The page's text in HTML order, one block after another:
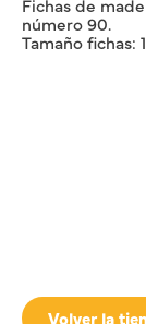
Volver la
Fichas de
número 90.
Tamaño fichas: